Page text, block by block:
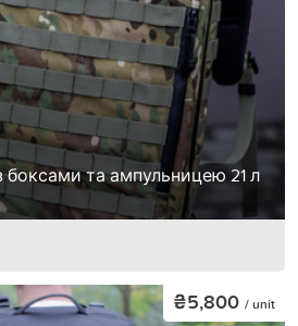
та ампульницею 21 л
₴5,800 / unit